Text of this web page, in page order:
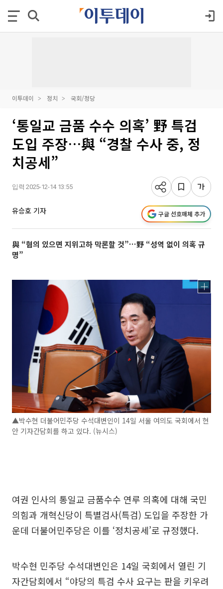
이투데이 정치 국회/정당
‘통일교 금품 수수 의혹’ 野 특검
도입 주장…與 “경찰 수사 중, 정
치공세”
입력 2025-12-14 13:55
유승호 기자 구글 선호매체 추가
與 “혐의 있으면 지위고하 막론할 것”…野 “성역 없이 의혹 규
명”
▲박수현 더불어민주당 수석대변인이 14일 서울 여의도 국회에서 현
안 기자간담회를 하고 있다. (뉴시스)
여권 인사의 통일교 금품수수 연루 의혹에 대해 국민
의힘과 개혁신당이 특별검사(특검) 도입을 주장한 가
운데 더불어민주당은 이를 ‘정치공세’로 규정했다.
박수현 민주당 수석대변인은 14일 국회에서 열린 기
자간담회에서 “야당의 특검 수사 요구는 판을 키우려